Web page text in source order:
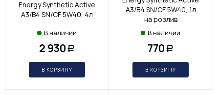
Energy Synthetic Active
A3/B4 SN/CF 5W40, 4л
В наличии
2 930 Р
В КОРЗИНУ
A3/B4 SN/CF 5W40, 1л
на розлив
В наличии
770 Р
В КОРЗИНУ